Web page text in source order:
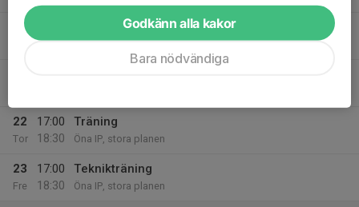
20
20:00
Öna IP, lilla planen
22
Tor
17:00
18:30
Träning
Öna IP, stora planen
23
Fre
17:00
18:30
Teknikträning
Öna IP, stora planen
Godkänn alla kakor
Bara nödvändiga